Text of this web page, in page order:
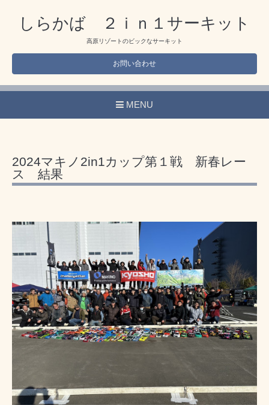
しらかば ２ｉｎ１サーキット
高原リゾートのビックなサーキット
お問い合わせ
MENU
2024マキノ2in1カップ第１戦 新春レー
ス 結果